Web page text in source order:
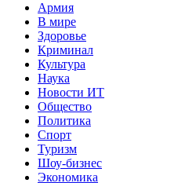
Армия
В мире
Здоровье
Криминал
Культура
Наука
Новости ИТ
Общество
Политика
Спорт
Туризм
Шоу-бизнес
Экономика